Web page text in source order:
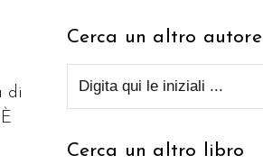
di
Cerca un altro autore
Cerca un altro libro